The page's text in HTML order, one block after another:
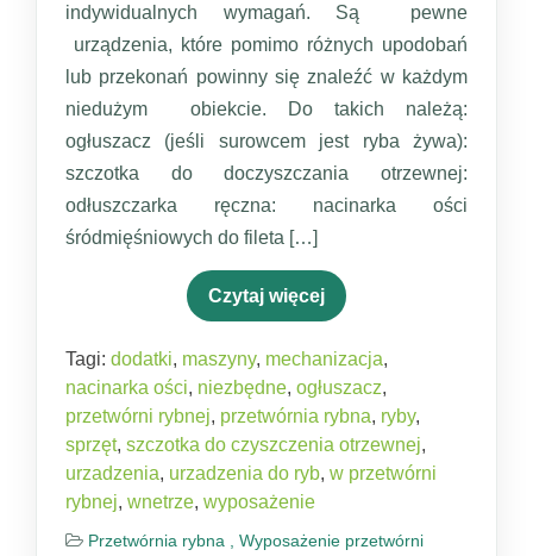
indywidualnych wymagań. Są pewne
urządzenia, które pomimo różnych upodobań
lub przekonań powinny się znaleźć w każdym
niedużym obiekcie. Do takich należą:
ogłuszacz (jeśli surowcem jest ryba żywa):
szczotka do doczyszczania otrzewnej:
odłuszczarka ręczna: nacinarka ości
śródmięśniowych do fileta […]
Czytaj więcej
Tagi: dodatki, maszyny, mechanizacja,
nacinarka ości, niezbędne, ogłuszacz,
przetwórni rybnej, przetwórnia rybna, ryby,
sprzęt, szczotka do czyszczenia otrzewnej,
urzadzenia, urzadzenia do ryb, w przetwórni
rybnej, wnetrze, wyposażenie
Przetwórnia rybna , Wyposażenie przetwórni